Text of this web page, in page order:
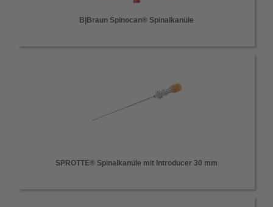
B|Braun Spinocan® Spinalkanüle
SPROTTE® Spinalkanüle mit Introducer 30 mm